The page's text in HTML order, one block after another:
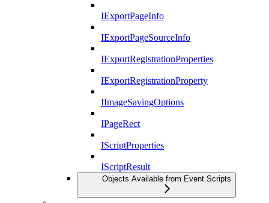
IExportPageInfo
IExportPageSourceInfo
IExportRegistrationProperties
IExportRegistrationProperty
IImageSavingOptions
IPageRect
IScriptProperties
IScriptResult
Objects Available from Event Scripts